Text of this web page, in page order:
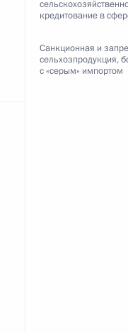
кредитование в
Санкционная и
сельхозпродукция,
с «серым» импортом